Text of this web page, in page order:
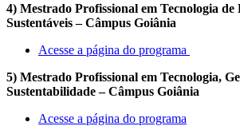
4) Mestrado Profissional em Tecnologia de
Sustentáveis – Câmpus Goiânia
Acesse a página do programa
5) Mestrado Profissional em Tecnologia,
Sustentabilidade – Câmpus Goiânia
Acesse a página do programa